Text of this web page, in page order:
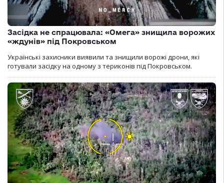
Засідка не спрацювала: «Омега» знищила ворожих
«ждунів» під Покровськом
Українські захисники виявили та знищили ворожі дрони, які
готували засідку на одному з териконів під Покровськом.